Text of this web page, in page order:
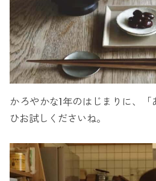
かろやかな1年のはじまりに、
ひお試しくださいね。